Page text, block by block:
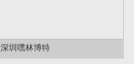
深圳嘿林博特